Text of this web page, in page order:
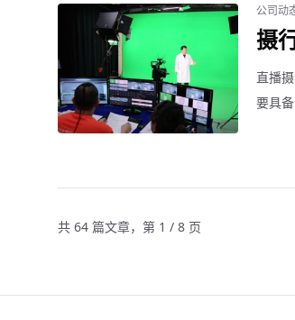
公司动
摄
直播
要具
共 64 篇文章，第 1 / 8 页